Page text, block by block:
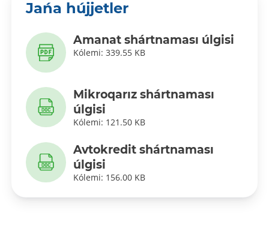
Jańa hújjetler
Amanat shártnaması úlgisi
Kólemi: 339.55 KB
Mikroqarız shártnaması
úlgisi
Kólemi: 121.50 KB
Avtokredit shártnaması
úlgisi
Kólemi: 156.00 KB